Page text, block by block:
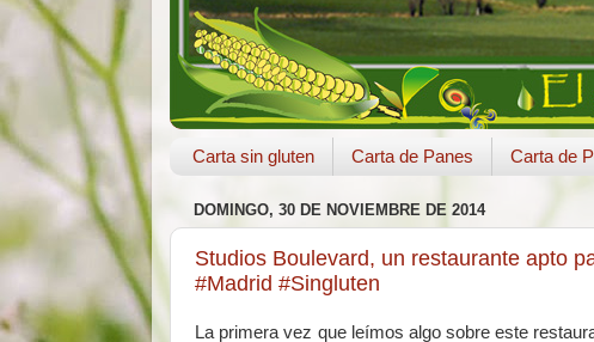
Carta sin gluten Carta de Panes Carta de
DOMINGO, 30 DE NOVIEMBRE DE 2014
Studios Boulevard, un restaurante apto
#Madrid #Singluten
La primera vez que leímos algo sobre este